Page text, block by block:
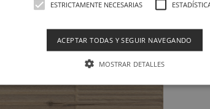
ESTRICTAMENTE NECESARIAS
ACEPTAR TODAS Y SEGUIR NAVEGANDO
MOSTRAR DETALLES